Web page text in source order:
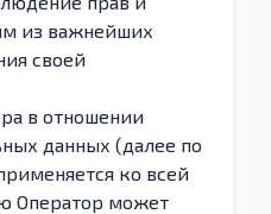
из важнейших
своей
в отношении
данных (далее по
ко всей
Оператор может